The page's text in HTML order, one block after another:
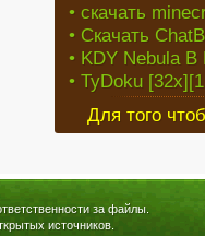
• скачать
• Скачать
• KDY Nebula
• TyDoku
Для того
за файлы.
источников.